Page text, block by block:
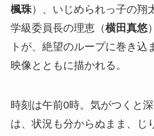
楓珠）、いじめられっ子の翔
学級委員長の理恵（横田真悠
トが、絶望のループに巻き込
映像とともに描かれる。
時刻は午前0時。気がつくと
は、状況も分からぬまま、じ